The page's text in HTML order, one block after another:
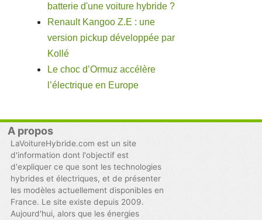
batterie d'une voiture hybride ?
Renault Kangoo Z.E : une
version pickup développée par
Kollé
Le choc d’Ormuz accélère
l’électrique en Europe
A propos
LaVoitureHybride.com est un site
d'information dont l'objectif est
d'expliquer ce que sont les technologies
hybrides et électriques, et de présenter
les modèles actuellement disponibles en
France. Le site existe depuis 2009.
Aujourd'hui, alors que les énergies